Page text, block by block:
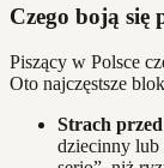
Czego boją się
Piszący w Polsce
Oto najczęstsze
Strach przed
dziecinny lub